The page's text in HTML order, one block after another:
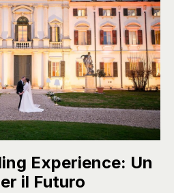
Experience: Un
il Futuro